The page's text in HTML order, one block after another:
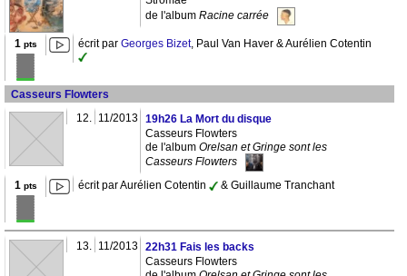
de l'album Racine carrée
1 pts écrit par Georges Bizet, Paul Van Haver & Aurélien Cotentin
Casseurs Flowters
12. 11/2013
19h26 La Mort du disque
Casseurs Flowters
de l'album Orelsan et Gringe sont les
Casseurs Flowters
1 pts écrit par Aurélien Cotentin & Guillaume Tranchant
13. 11/2013
22h31 Fais les backs
Casseurs Flowters